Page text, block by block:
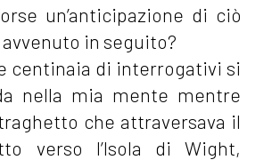
un’anticipazione di ciò
in seguito?
centinaia di interrogativi si
nella mia mente mentre
che attraversava il
verso l’Isola di Wight,